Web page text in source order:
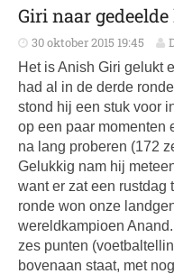
Giri naar
30 oktober 2015 19:45
Het is Anish Giri gelukt
had al in de derde
stond hij een stuk voor
op een paar momenten
na lang proberen (172
Gelukkig nam hij
want er zat een rustdag
ronde won onze
wereldkampioen
zes punten
bovenaan staat, met